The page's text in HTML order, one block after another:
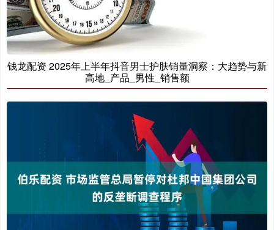
钱龙配资 2025年上半年抖音男士护肤销量洞察：大趋势与新
高地_产品_男性_销售额